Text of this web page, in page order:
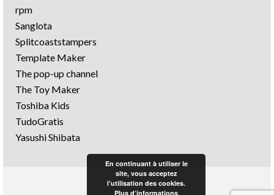
rpm
Sanglota
Splitcoaststampers
Template Maker
The pop-up channel
The Toy Maker
Toshiba Kids
TudoGratis
Yasushi Shibata
En continuant à utiliser le
site, vous acceptez
l’utilisation des cookies.
Plus d’informations